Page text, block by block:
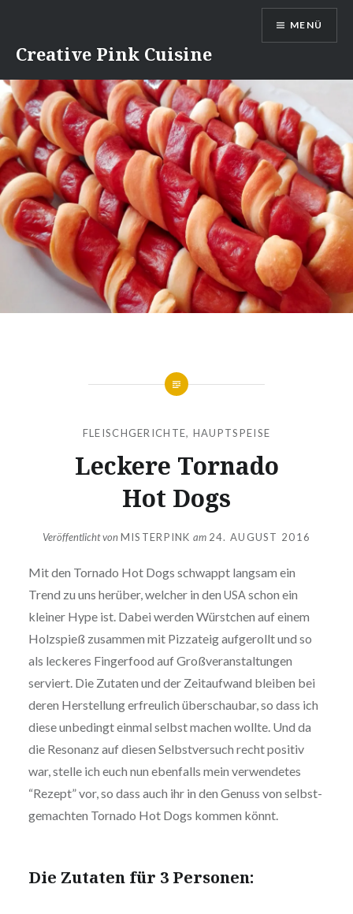
InhaltCreative Pink Cuisine
MENÜ
FLEISCHGERICHTE, HAUPTSPEISE
Leckere Tornado
Hot Dogs
Veröffentlicht vonMISTERPINK am 24. AUGUST 2016
Mit den Tornado Hot Dogs schwappt langsam ein
Trend zu uns herüber, welcher in den USAschon ein
kleiner Hype ist. Dabei werden Würstchen auf einem
Holzspieß zusammen mit Pizzateig auf­ge­rollt und so
als leckeres Fin­ger­food auf Groß­ver­an­stal­tun­gen
serviert. Die Zutaten und der Zeit­auf­wand bleiben bei
deren Her­stel­lung erfreu­lich über­schau­bar, so dass ich
diese unbedingt einmal selbst machen wollte. Und da
die Resonanz auf diesen Selbst­ver­such recht positiv
war, stelle ich euch nun ebenfalls mein ver­wen­de­tes
“Rezept” vor, so dass auch ihr in den Genuss von selbst­
ge­mach­ten Tornado Hot Dogs kommen könnt.
Die Zutaten für 3 Personen: